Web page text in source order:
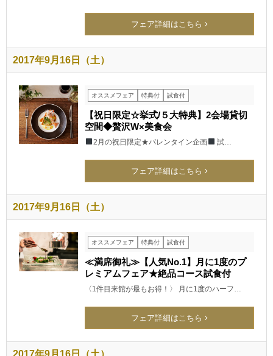
フェア詳細はこちら
2017年9月16日（土）
オススメフェア 特典付 試食付
【祝日限定☆挙式/５大特典】2会場貸切
空間◆贅沢W×美食会
2月の祝日限定★バレンタイン企画 試…
フェア詳細はこちら
2017年9月16日（土）
オススメフェア 特典付 試食付
≪満席御礼≫【人気No.1】月に1度のプ
レミアムフェア★絶品コース試食付
〈1件目来館が最もお得！〉 月に1度のハーフ…
フェア詳細はこちら
2017年9月16日（土）